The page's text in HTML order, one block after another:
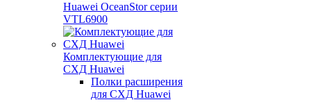
Huawei OceanStor серии
VTL6900
Комплектующие для
СХД Huawei
Полки расширения
для СХД Huawei